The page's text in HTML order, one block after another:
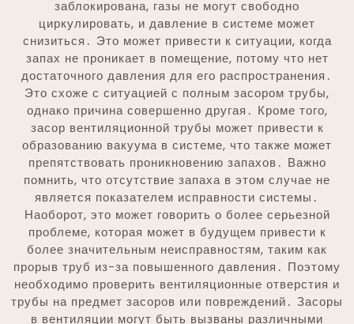
заблокирована, газы не могут свободно
циркулировать, и давление в системе может
снизиться․ Это может привести к ситуации, когда
запах не проникает в помещение, потому что нет
достаточного давления для его распространения․
Это схоже с ситуацией с полным засором трубы,
однако причина совершенно другая․ Кроме того,
засор вентиляционной трубы может привести к
образованию вакуума в системе, что также может
препятствовать проникновению запахов․ Важно
помнить, что отсутствие запаха в этом случае не
является показателем исправности системы․
Наоборот, это может говорить о более серьезной
проблеме, которая может в будущем привести к
более значительным неисправностям, таким как
прорыв труб из-за повышенного давления․ Поэтому
необходимо проверить вентиляционные отверстия и
трубы на предмет засоров или повреждений․ Засоры
в вентиляции могут быть вызваны различными